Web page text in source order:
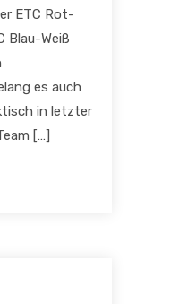
ETC Rot-
Blau-Weiß
es auch
in letzter
[…]